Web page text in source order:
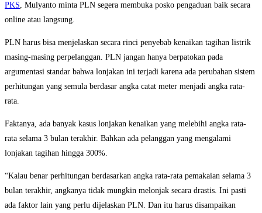
PKS, Mulyanto minta PLN segera membuka posko pengaduan baik secara
online atau langsung.
PLN harus bisa menjelaskan secara rinci penyebab kenaikan tagihan listrik
masing-masing perpelanggan. PLN jangan hanya berpatokan pada
argumentasi standar bahwa lonjakan ini terjadi karena ada perubahan sistem
perhitungan yang semula berdasar angka catat meter menjadi angka rata-
rata.
Faktanya, ada banyak kasus lonjakan kenaikan yang melebihi angka rata-
rata selama 3 bulan terakhir. Bahkan ada pelanggan yang mengalami
lonjakan tagihan hingga 300%.
“Kalau benar perhitungan berdasarkan angka rata-rata pemakaian selama 3
bulan terakhir, angkanya tidak mungkin melonjak secara drastis. Ini pasti
ada faktor lain yang perlu dijelaskan PLN. Dan itu harus disampaikan